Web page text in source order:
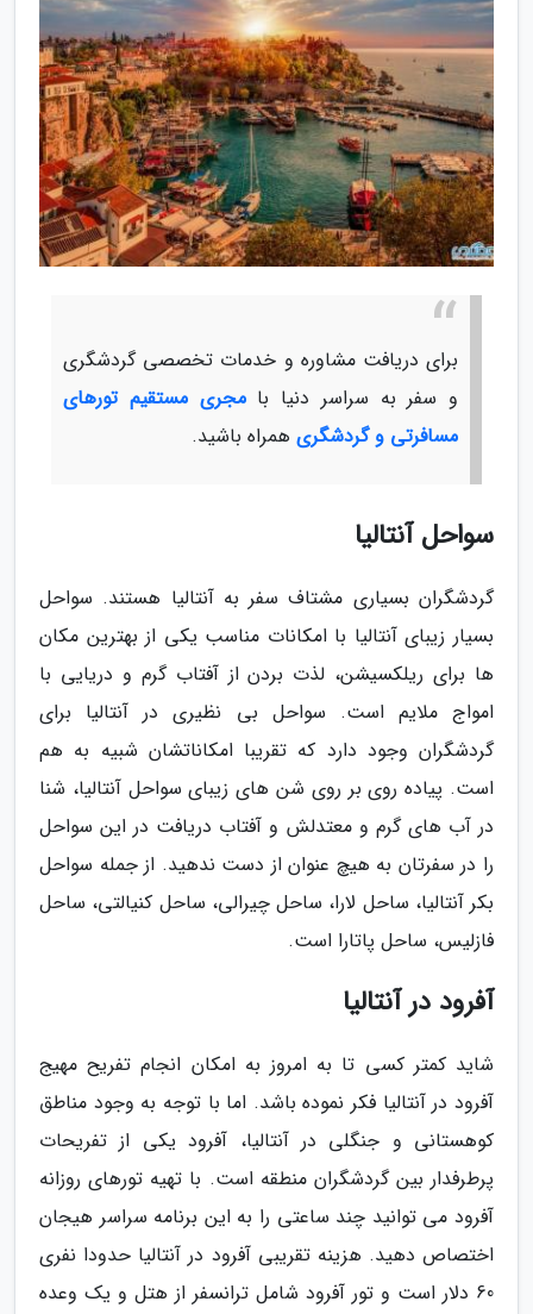
برای دریافت مشاوره و خدمات تخصصی گردشگری
و سفر به سراسر دنیا بامجری مستقیم تورهای
مسافرتی و گردشگری همراه باشید.
سواحل آنتالیا
گردشگران بسیاری مشتاف سفر به آنتالیا هستند. سواحل
بسیار زیبای آنتالیا با امکانات مناسب یکی از بهترین مکان
ها برای ریلکسیشن، لذت بردن از آفتاب گرم و دریایی با
امواج ملایم است. سواحل بی نظیری در آنتالیا برای
گردشگران وجود دارد که تقریبا امکاناتشان شبیه به هم
است. پیاده روی بر روی شن های زیبای سواحل آنتالیا، شنا
در آب های گرم و معتدلش و آفتاب دریافت در این سواحل
را در سفرتان به هیچ عنوان از دست ندهید. از جمله سواحل
بکر آنتالیا، ساحل لارا، ساحل چیرالی، ساحل کنیالتی، ساحل
فازلیس، ساحل پاتارا است.
آفرود در آنتالیا
شاید کمتر کسی تا به امروز به امکان انجام تفریح مهیج
آفرود در آنتالیا فکر نموده باشد. اما با توجه به وجود مناطق
کوهستانی و جنگلی در آنتالیا، آفرود یکی از تفریحات
پرطرفدار بین گردشگران منطقه است. با تهیه تورهای روزانه
آفرود می توانید چند ساعتی را به این برنامه سراسر هیجان
اختصاص دهید. هزینه تقریبی آفرود در آنتالیا حدودا نفری
60 دلار است و تور آفرود شامل ترانسفر از هتل و یک وعده